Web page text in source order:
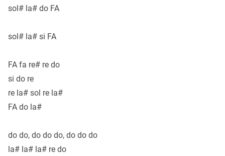
sol# la# do FA
sol# la# si FA
FA fa re# re do
si do re
re la# sol re la#
FA do la#
do do, do do do, do do do
la# la# la# re do